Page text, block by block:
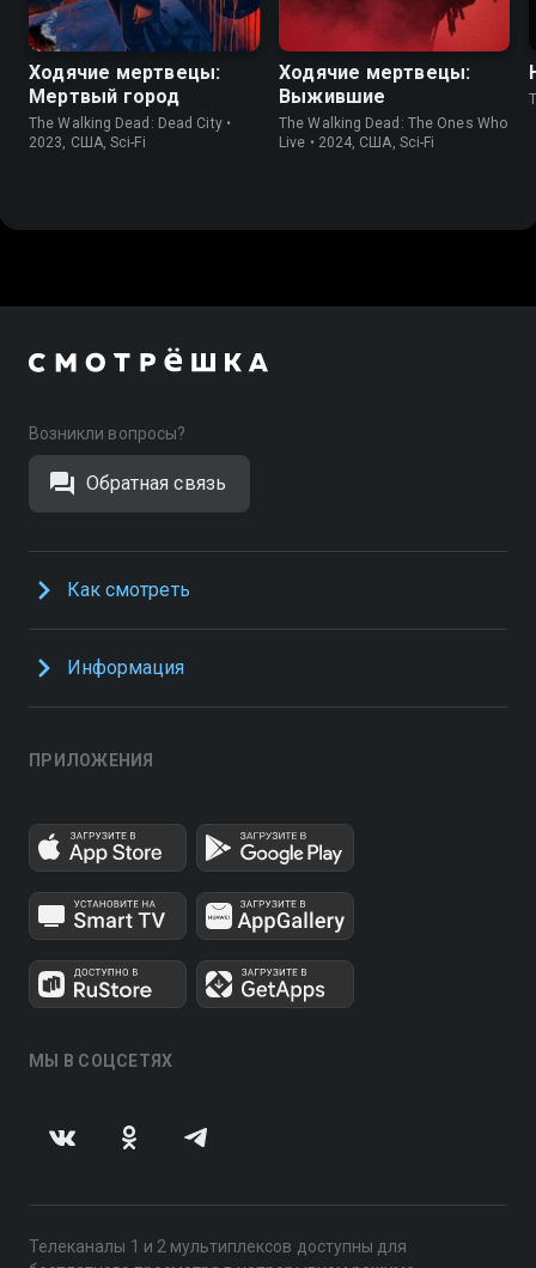
7.5 7.0
Ходячие мертвецы:
Мертвый город
The Walking Dead: Dead City •
2023, США, Sci-Fi
7.5 7.7
Ходячие мертвецы:
Выжившие
The Walking Dead: The Ones Who
Live • 2024, США, Sci-Fi
Возникли вопросы?
Обратная связь
Как смотреть
Информация
ПРИЛОЖЕНИЯ
МЫ В СОЦСЕТЯХ
Телеканалы 1 и 2 мультиплексов доступны для